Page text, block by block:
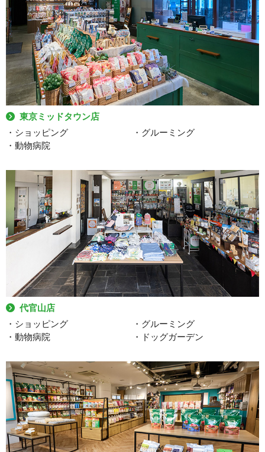
東京ミッドタウン店
・ショッピング
・グルーミング
・動物病院
代官山店
・ショッピング
・グルーミング
・動物病院
・ドッグガーデン